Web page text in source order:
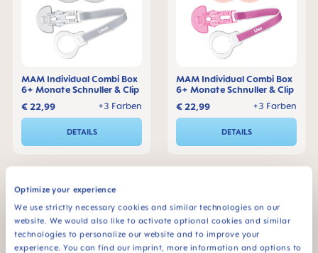
Optimize your experience
We use strictly necessary cookies and similar technologies on our
website. We would also like to activate optional cookies and similar
technologies to personalize our website and to improve your
experience. You can find our imprint, more information and options to
MAM Individual Combi Box
6+ Monate Schnuller & Clip
+3 Farben
€ 22,99
DETAILS
MAM Individual Combi Box
6+ Monate Schnuller & Clip
+3 Farben
€ 22,99
DETAILS